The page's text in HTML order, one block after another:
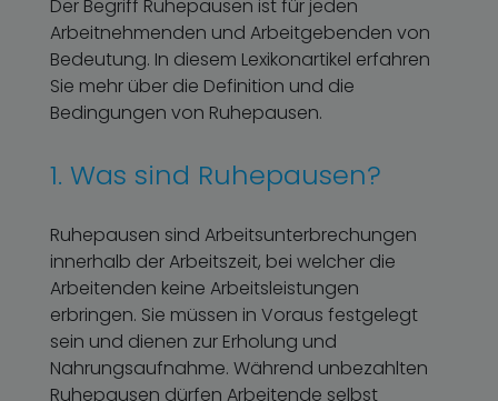
Der Begriff Ruhepausen ist für jeden
Arbeitnehmenden und Arbeitgebenden von
Bedeutung. In diesem Lexikonartikel erfahren
Sie mehr über die Definition und die
Bedingungen von Ruhepausen.
1. Was sind Ruhepausen?
Ruhepausen sind Arbeitsunterbrechungen
innerhalb der Arbeitszeit, bei welcher die
Arbeitenden keine Arbeitsleistungen
erbringen. Sie müssen in Voraus festgelegt
sein und dienen zur Erholung und
Nahrungsaufnahme. Während unbezahlten
Ruhepausen dürfen Arbeitende selbst